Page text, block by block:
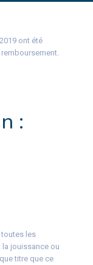
ont été
:
toutes les
jouissance ou
titre que ce